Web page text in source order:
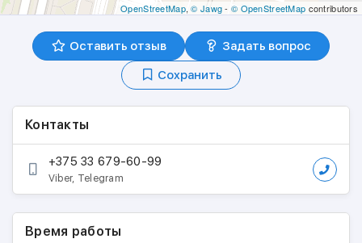
OpenStreetMap,© Jawg- © OpenStreetMap contributors
Оставить отзыв
Задать вопрос
Сохранить
Контакты
+375 33 679-60-99
Viber, Telegram
Время работы